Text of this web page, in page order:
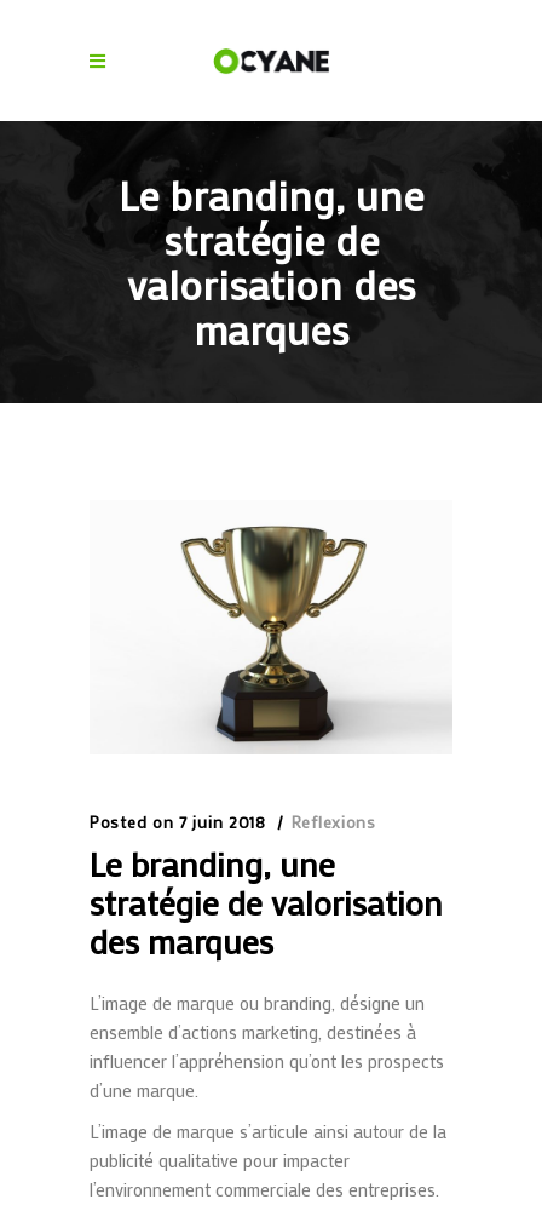
Le branding, une
stratégie de
valorisation des
marques
Posted on 7 juin 2018 Reflexions
Le branding, une
stratégie de valorisation
des marques
L’image de marque ou branding, désigne un
ensemble d’actions marketing, destinées à
influencer l’appréhension qu’ont les prospects
d’une marque.
L’image de marque s’articule ainsi autour de la
publicité qualitative pour impacter
l’environnement commerciale des entreprises.